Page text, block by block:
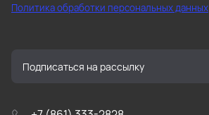
Политика обработки персональных данных